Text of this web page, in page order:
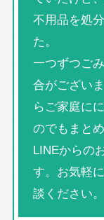
不用品を処
た。
一つずつご
合がござい
らご家庭に
のでもまと
LINEからの
す。お気軽
談ください。